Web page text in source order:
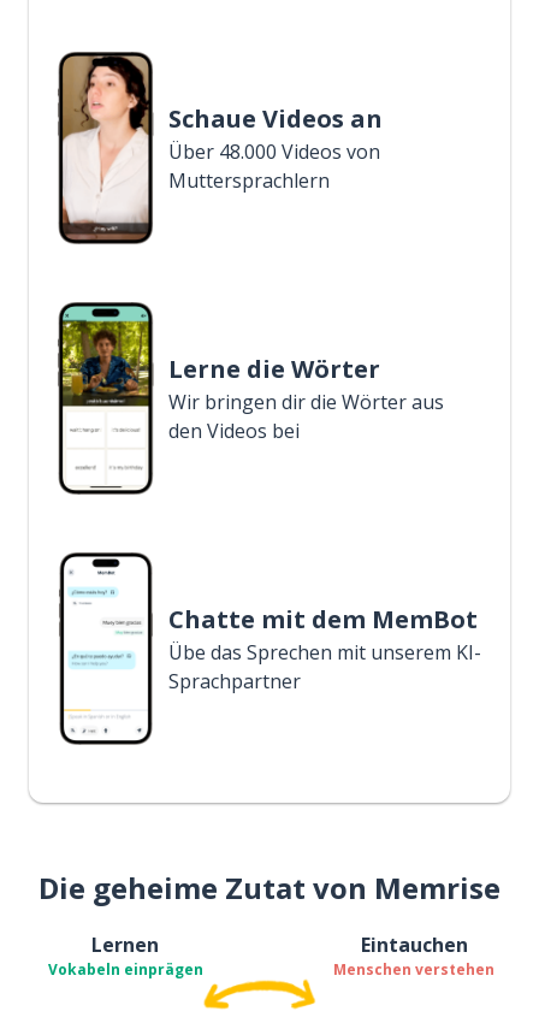
Schaue Videos an
Über 48.000 Videos von
Muttersprachlern
Lerne die Wörter
Wir bringen dir die Wörter aus
den Videos bei
Chatte mit dem MemBot
Übe das Sprechen mit unserem KI-
Sprachpartner
Die geheime Zutat von Memrise
Lernen
Vokabeln einprägen
Eintauchen
Menschen verstehen